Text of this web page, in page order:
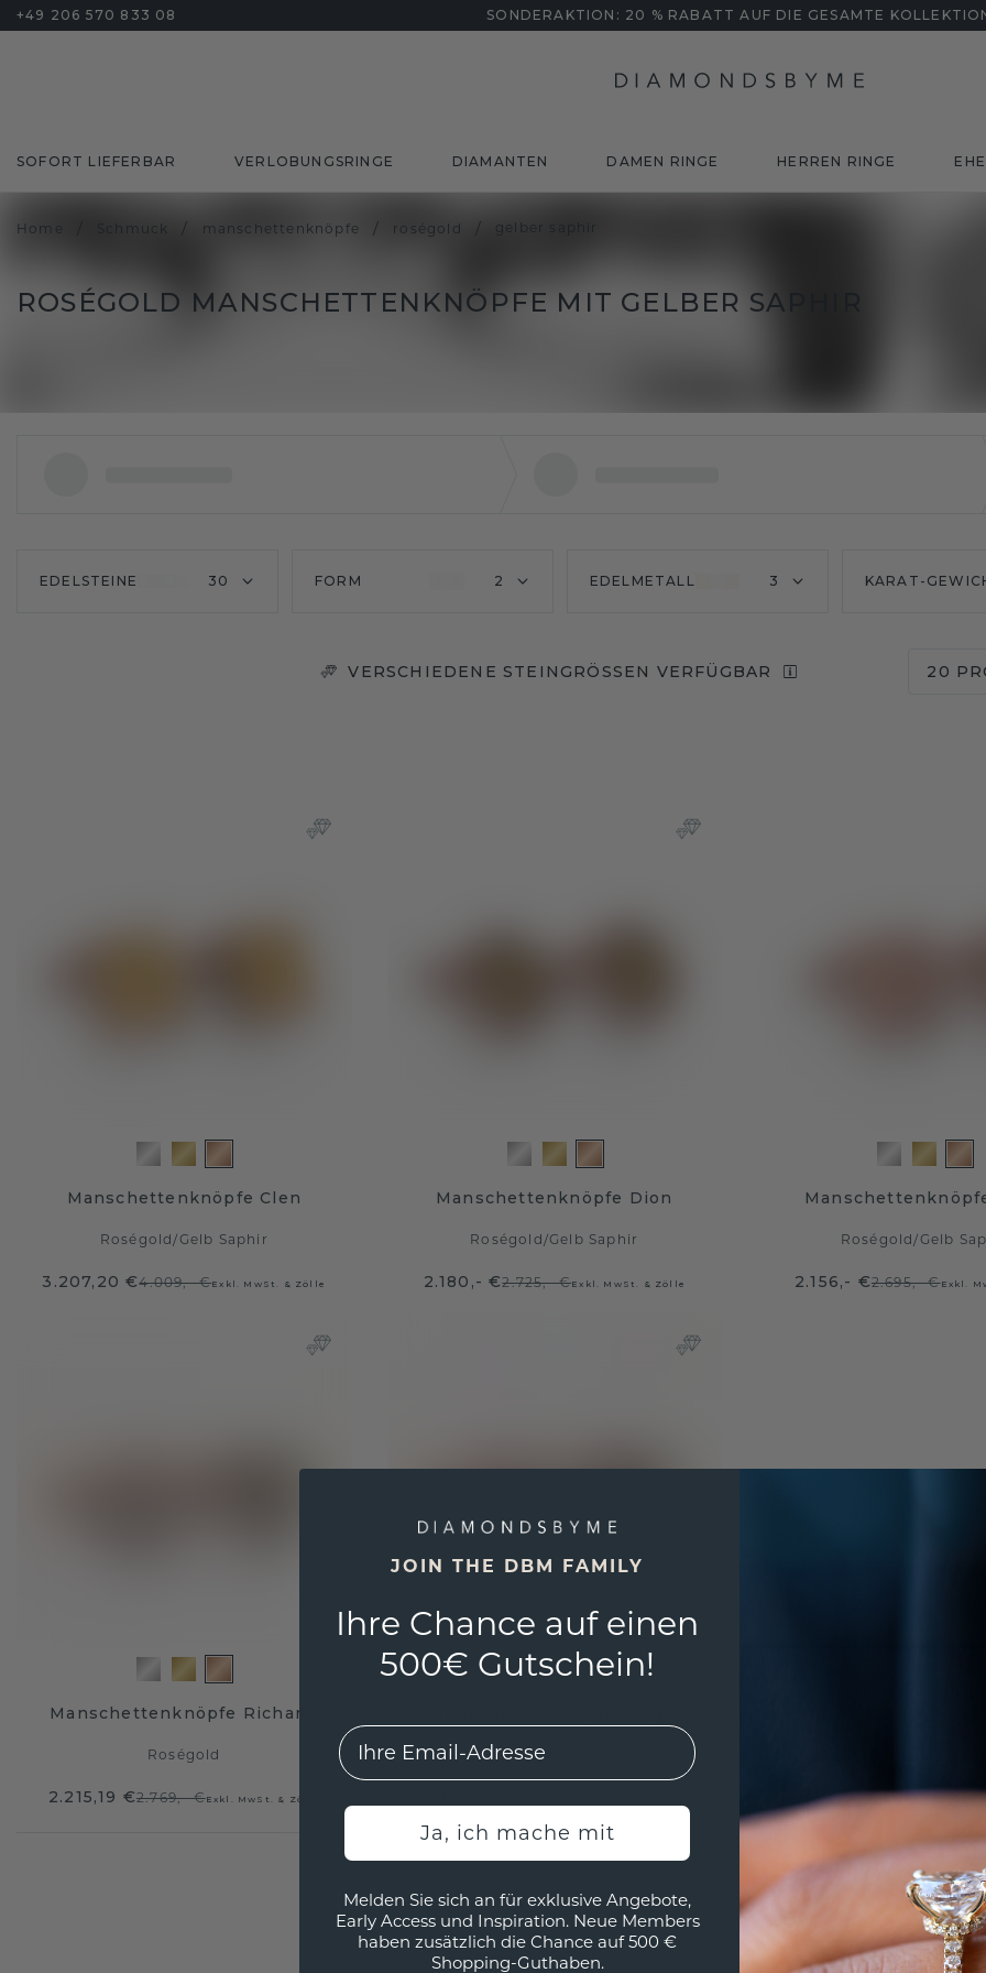
+49 206 570 833 08 SONDERAKTION: 20 % RABATT AUF DIE GESAMTE
SOFORT LIEFERBAR VERLOBUNGSRINGE DIAMANTEN DAMEN RINGE HERREN RINGE
Home Schmuck / manschettenknöpfe / roségold / gelber saphir
ROSÉGOLD MANSCHETTENKNÖPFE MIT GELBER SAPHIR
EDELSTEINE 30 FORM 2 EDELMETALL 3 KARAT-
VERSCHIEDENE STEINGRÖSSEN VERFÜGBAR 20
Manschettenknöpfe Clen
Roségold /Gelb Saphir
3.207,20 €4.009,- €Exkl. MwSt. & Zölle
Manschettenknöpfe Dion
Roségold /Gelb Saphir
2.180,- €2.725,- €Exkl. MwSt. & Zölle
Roségold /Gelb
2.156,- €2.695,- €Exkl.
Manschettenknöpfe Richano
Roségold
2.215,19 €2.769,- €Exkl. MwSt. & Zölle
Roségold
JOIN THE DBM FAMILY
Ihre Chance auf einen
500€ Gutschein!
EMail
Ja, ich mache mit
Melden Sie sich an für exklusive Angebote,
Early Access und Inspiration. Neue Members
haben zusätzlich die Chance auf 500 €
Shopping-Guthaben.